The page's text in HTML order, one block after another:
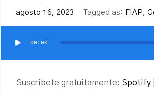
agosto 16, 2023 Tagged as: FIAP,
audio
00:00
Suscríbete gratuitamente: Spotify